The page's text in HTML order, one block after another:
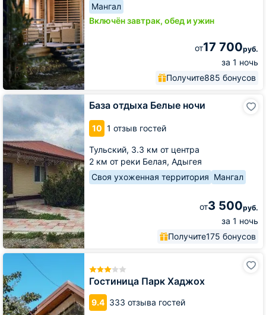
Мангал
Включён завтрак, обед и ужин
от17 700руб.
за 1 ночь
Получите885 бонусов
База отдыха Белые ночи
10 1 отзыв гостей
Тульский, 3.3 км от центра
2 км от реки Белая, Адыгея
Своя ухоженная территория Мангал
от3 500руб.
за 1 ночь
Получите175 бонусов
База
отдыха
Белые
ночи
Гостиница Парк Хаджох
9.4 333 отзыва гостей
Гостиница
Хаджох